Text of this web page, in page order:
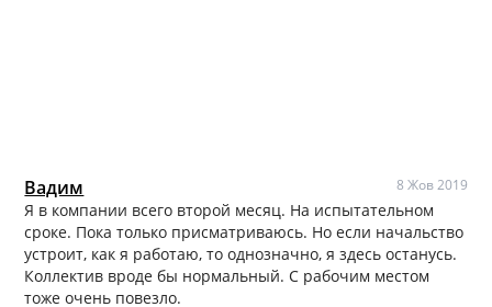
Вадим 8 Жов 2019
Я в компании всего второй месяц. На испытательном
сроке. Пока только присматриваюсь. Но если начальство
устроит, как я работаю, то однозначно, я здесь останусь.
Коллектив вроде бы нормальный. С рабочим местом
тоже очень повезло.